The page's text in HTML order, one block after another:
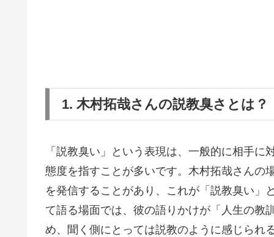
1. 木村拓哉さんの説教臭さとは？
「説教臭い」という表現は、一般的に相手
態度を指すことが多いです。木村拓哉さんの
を発信することがあり、これが「説教臭い」
て語る場面では、彼の語りかけが「人生の教
め、聞く側にとっては説教のように感じられ